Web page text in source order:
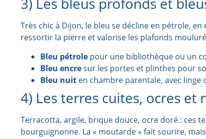
Très chic à Dijon, le bleu se décline en pétrole,
ressortir la pierre et valorise les plafonds
Bleu pétrole pour une bibliothèque ou un
Bleu encresur les portes et plinthes pour
Bleu nuit en chambre parentale, avec linge
4) Les terres cuites, ocres et
Terracotta, argile, brique douce, ocre doré : ces
bourguignonne. La « moutarde » fait sourire,